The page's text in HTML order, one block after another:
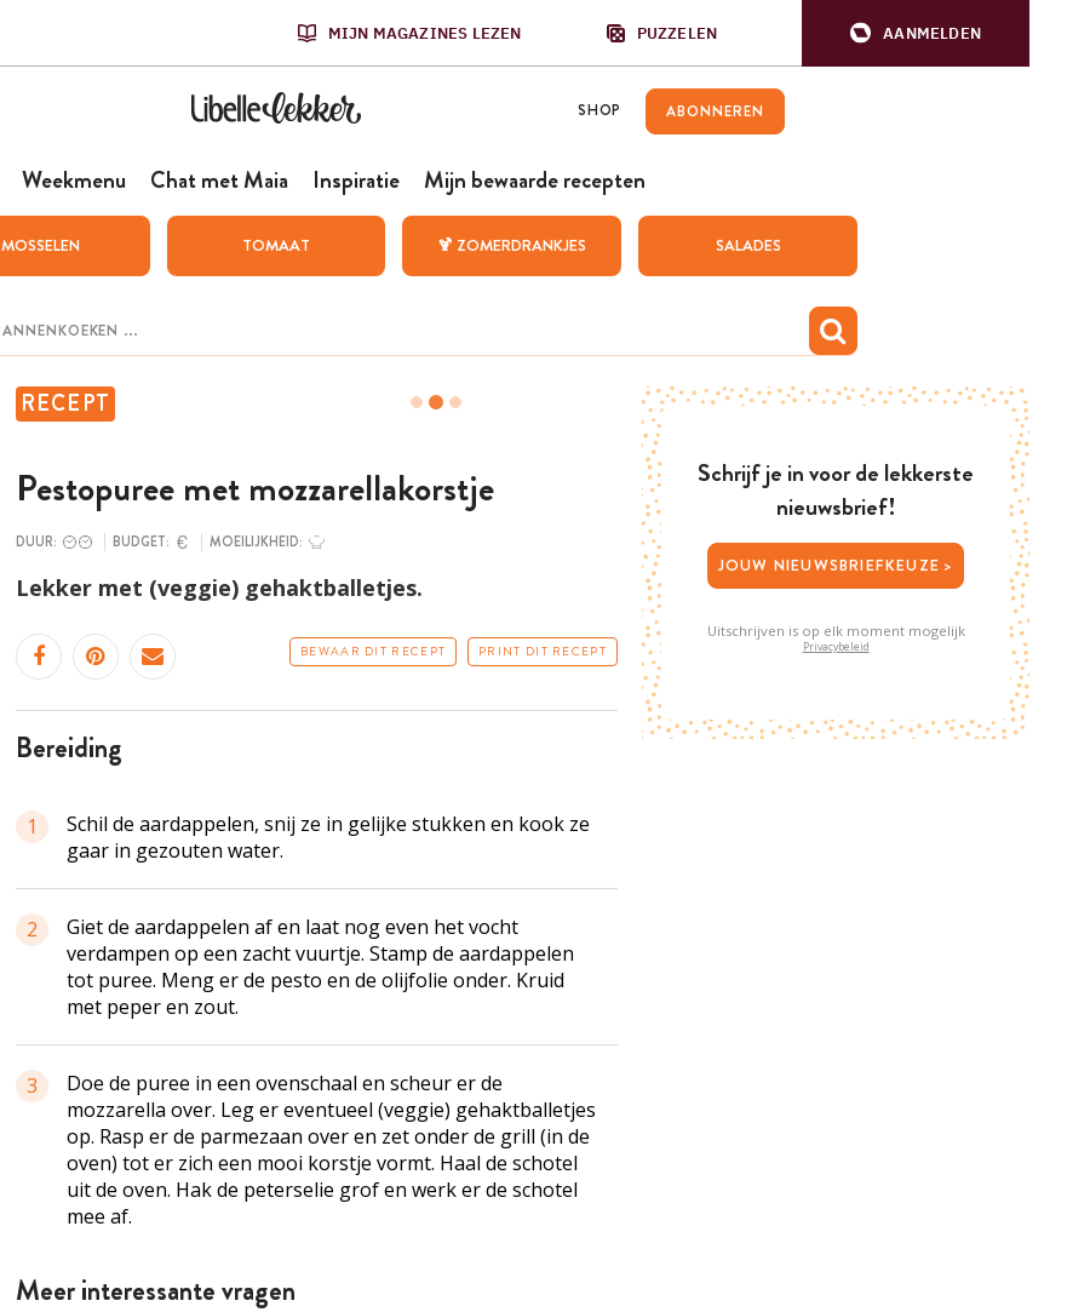
MIJN MAGAZINES LEZEN PUZZELEN AANMELDEN
SHOP ABONNEREN
Weekmenu Chat met Maia Inspiratie Mijn bewaarde recepten
MOSSELEN TOMAAT 🍹 ZOMERDRANKJES SALADES
RECEPT
Pestopuree met mozzarellakorstje
DUUR: BUDGET: MOEILIJKHEID:
Lekker met (veggie) gehaktballetjes.
BEWAAR DIT RECEPT PRINT DIT RECEPT
bereiding
1
Schil de aardappelen, snij ze in gelijke stukken en kook ze
gaar in gezouten water.
2
Giet de aardappelen af en laat nog even het vocht
verdampen op een zacht vuurtje. Stamp de aardappelen
tot puree. Meng er de pesto en de olijfolie onder. Kruid
met peper en zout.
3
Doe de puree in een ovenschaal en scheur er de
mozzarella over. Leg er eventueel (veggie) gehaktballetjes
op. Rasp er de parmezaan over en zet onder de grill (in de
oven) tot er zich een mooi korstje vormt. Haal de schotel
uit de oven. Hak de peterselie grof en werk er de schotel
mee af.
Meer interessante vragen
Schrijf je in voor de lekkerste
nieuwsbrief!
JOUW NIEUWSBRIEFKEUZE >
Uitschrijven is op elk moment mogelijk
Privacybeleid